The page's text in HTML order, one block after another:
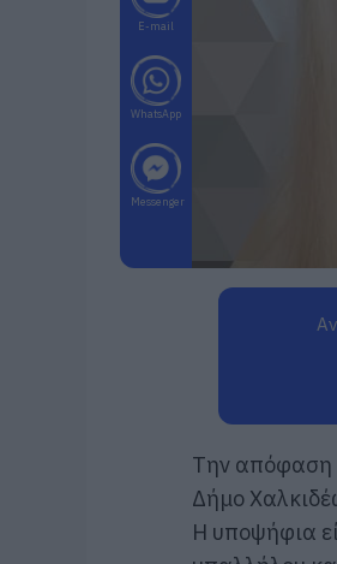
E-mail
WhatsApp
Messenger
Την απόφαση
Δήμο
Η υποψήφια